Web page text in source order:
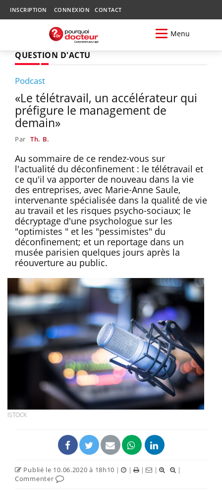
INSCRIPTION CONNEXION CONTACT
Menu
QUESTION D'ACTU
Podcast
«Le télétravail, un accélérateur qui
préfigure le management de
demain»
Par Th. B.
Au sommaire de ce rendez-vous sur
l'actualité du déconfinement : le télétravail et
ce qu'il va apporter de nouveau dans la vie
des entreprises, avec Marie-Anne Saule,
intervenante spécialisée dans la qualité de vie
au travail et les risques psycho-sociaux; le
décryptage d'une psychologue sur les
"optimistes " et les "pessimistes" du
déconfinement; et un reportage dans un
musée parisien quelques jours après la
réouverture au public.
ISTOCK
Publié le 10.06.2020 à 18h10 | | | |
|
Commenter